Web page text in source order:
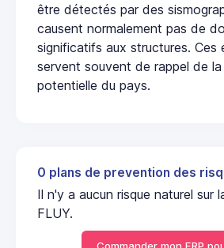
être détectés par des
causent normalement pas de
significatifs aux structures. Ces
servent souvent de rappel de la
potentielle du pays.
0 plans de prevention des
Il n'y a aucun risque naturel sur
FLUY.